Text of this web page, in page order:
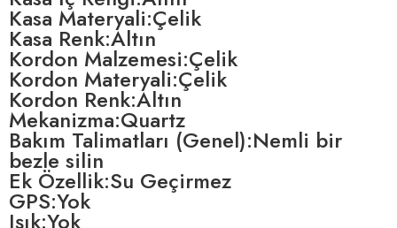
Kasa Materyali:Çelik
Kasa Renk:Altın
Kordon Malzemesi:Çelik
Kordon Materyali:Çelik
Kordon Renk:Altın
Mekanizma:Quartz
Bakım Talimatları (Genel):Nemli bir
bezle silin
Ek Özellik:Su Geçirmez
GPS:Yok
Işık:Yok